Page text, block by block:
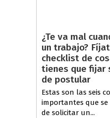
¿Te va mal
un trabajo?
checklist de
tienes que fijar
de postular
Estas son las seis
importantes que
de solicitar un...